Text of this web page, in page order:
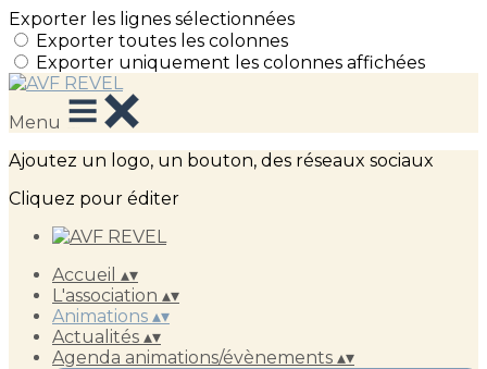
Exporter les lignes sélectionnées
Exporter toutes les colonnes
Exporter uniquement les colonnes affichées
Menu
Ajoutez un logo, un bouton, des réseaux sociaux
Cliquez pour éditer
Accueil ▴▾
L'association ▴▾
Animations ▴▾
Actualités ▴▾
Agenda animations/évènements ▴▾